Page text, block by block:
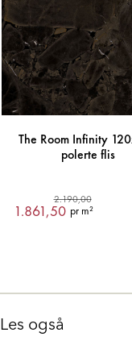
The Room Infinity
polerte flis
2.190,00
1.861,50 pr m²
Les også